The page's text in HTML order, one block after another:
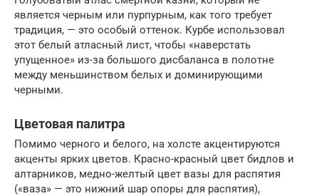
является черным или пурпурным, как того требует
традиция, — это особый оттенок. Курбе использовал
этот белый атласный лист, чтобы «наверстать
упущенное» из-за большого дисбаланса в полотне
между меньшинством белых и доминирующими
черными.
Цветовая палитра
Помимо черного и белого, на холсте акцентируются
акценты ярких цветов. Красно-красный цвет бидлов и
алтарников, медно-желтый цвет вазы для распятия
(«ваза» — это нижний шар опоры для распятия),